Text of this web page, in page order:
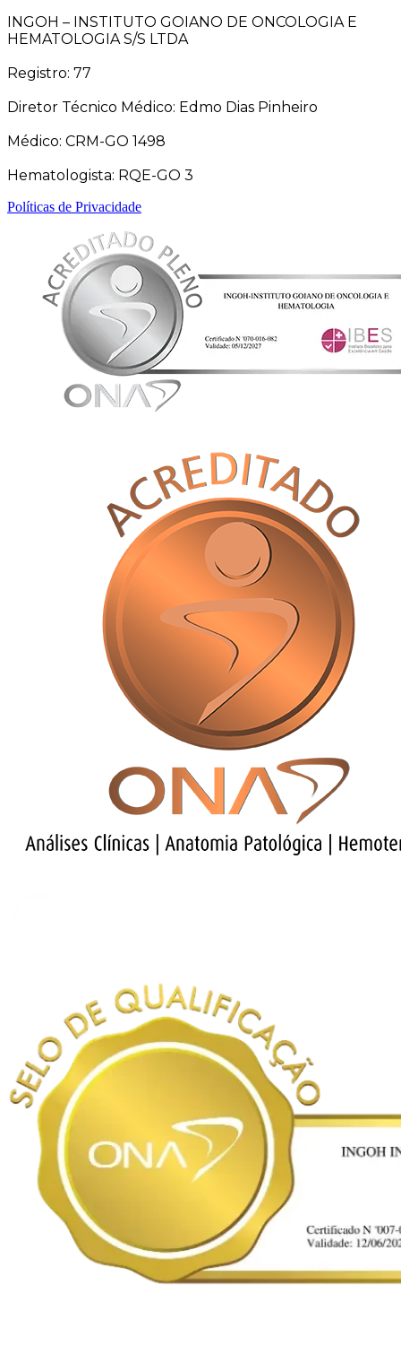
INGOH – INSTITUTO GOIANO DE ONCOLOGIA E
HEMATOLOGIA S/S LTDA
Registro: 77
Diretor Técnico Médico: Edmo Dias Pinheiro
Médico: CRM-GO 1498
Hematologista: RQE-GO 3
Políticas de Privacidade